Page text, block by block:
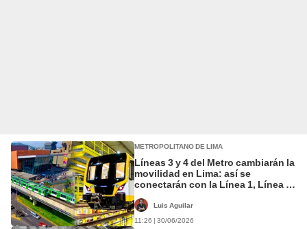
METROPOLITANO DE LIMA
Líneas 3 y 4 del Metro cambiarán la
movilidad en Lima: así se
conectarán con la Línea 1, Línea 2
Luis Aguilar
11:26 | 30/06/2026